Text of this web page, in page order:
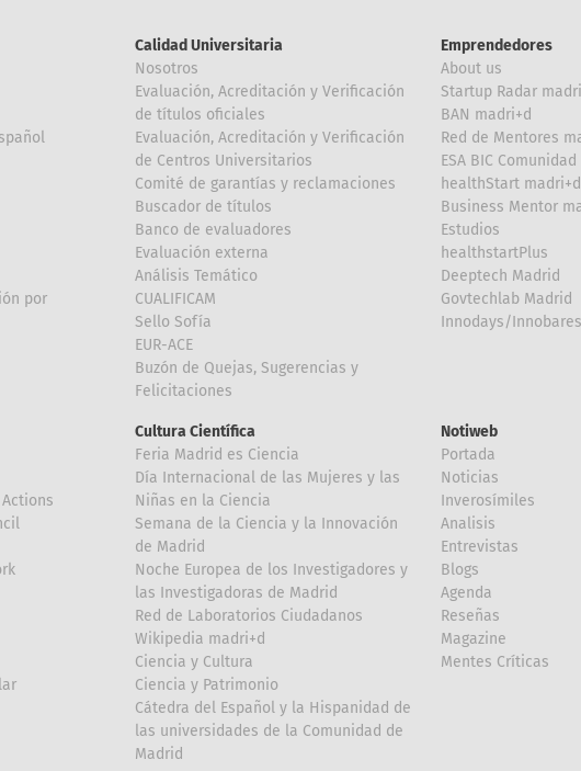
por
Calidad Universitaria
Nosotros
Evaluación, Acreditación y Verificación
de títulos oficiales
Evaluación, Acreditación y Verificación
de Centros Universitarios
Comité de garantías y reclamaciones
Buscador de títulos
Banco de evaluadores
Evaluación externa
Análisis Temático
CUALIFICAM
Sello Sofía
EUR-ACE
Buzón de Quejas, Sugerencias y
Felicitaciones
Emprendedores
About us
Startup Radar
BAN madri+d
Red de Mentores
ESA BIC
healthStart madri+d
Business Mentor
Estudios
healthstartPlus
Deeptech Madrid
Govtechlab Madrid
Innodays/Innobares
Cultura Científica
Feria Madrid es Ciencia
Día Internacional de las Mujeres y las
Niñas en la Ciencia
Semana de la Ciencia y la Innovación
de Madrid
Noche Europea de los Investigadores y
las Investigadoras de Madrid
Red de Laboratorios Ciudadanos
Wikipedia madri+d
Ciencia y Cultura
Ciencia y Patrimonio
Cátedra del Español y la Hispanidad de
las universidades de la Comunidad de
Madrid
Notiweb
Portada
Noticias
Inverosímiles
Analisis
Entrevistas
Blogs
Agenda
Reseñas
Magazine
Mentes Críticas